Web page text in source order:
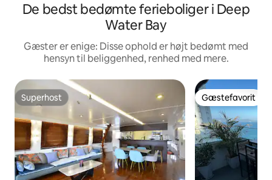
De bedst bedømte ferieboliger i Deep
Water Bay
Gæster er enige: Disse ophold er højt bedømt med
hensyn til beliggenhed, renhed med mere.
Superhost
Superhost Gæstefavorit
Gæstefavorit